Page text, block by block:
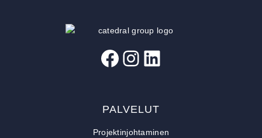
Facebook
Instagram
LinkedIn
PALVELUT
Projektinjohtaminen